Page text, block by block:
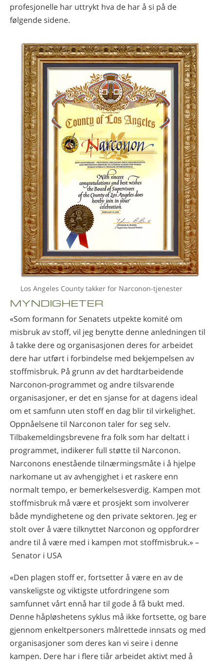
profesjonelle har uttrykt hva de har å si på de
følgende sidene.
Los Angeles County takker for Narconon-tjenester
MYNDIGHETER
«Som formann for Senatets utpekte komité om
misbruk av stoff, vil jeg benytte denne anledningen til
å takke dere og organisasjonen deres for arbeidet
dere har utført i forbindelse med bekjempelsen av
stoffmisbruk. På grunn av det hardtarbeidende
Narconon-programmet og andre tilsvarende
organisasjoner, er det en sjanse for at dagens ideal
om et samfunn uten stoff en dag blir til virkelighet.
Oppnåelsene til Narconon taler for seg selv.
Tilbakemeldingsbrevene fra folk som har deltatt i
programmet, indikerer full støtte til Narconon.
Narconons enestående tilnærmingsmåte i å hjelpe
narkomane ut av avhengighet i et raskere enn
normalt tempo, er bemerkelsesverdig. Kampen mot
stoffmisbruk må være et prosjekt som involverer
både myndighetene og den private sektoren. Jeg er
stolt over å være tilknyttet Narconon og oppfordrer
andre til å være med i kampen mot stoffmisbruk.» –
Senator i USA
«Den plagen stoff er, fortsetter å være en av de
vanskeligste og viktigste utfordringene som
samfunnet vårt ennå har til gode å få bukt med.
Denne håpløshetens syklus må ikke fortsette, og bare
gjennom enkeltpersoners målrettede innsats og med
organisasjoner som deres kan vi seire i denne
kampen. Dere har i flere tiår arbeidet aktivt med å